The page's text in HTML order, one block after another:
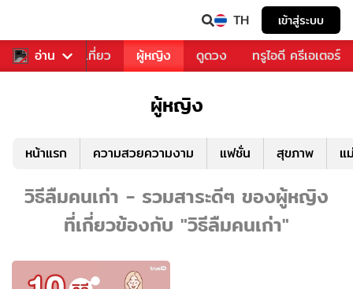
TH เข้าสู่ระบบ
อ่าน
อาหาร ท่องเที่ยว ผู้หญิง ดูดวง ทรูไอดี ครีเอเตอร์
ผู้หญิง
หน้าแรก ความสวยความงาม แฟชั่น สุขภาพ แ
วิธีลืมคนเก่า - รวมสาระดีๆ ของผู้หญิง
ที่เกี่ยวข้องกับ "วิธีลืมคนเก่า"